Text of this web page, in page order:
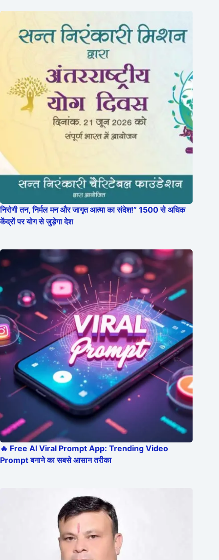
निरोगी तन, निर्मल मन और जागृत आत्मा का संदेश!” 1500 से अधिक
केंद्रों पर योग से जुड़ेगा देश
🔥 Free AI Viral Prompt App: Trending Video
Prompt बनाने का सबसे आसान तरीका